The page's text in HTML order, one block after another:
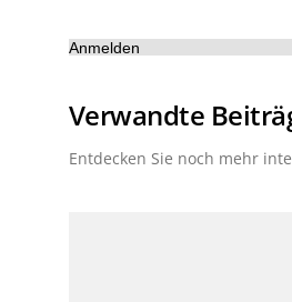
Anmelden
Verwandte
Entdecken Sie noch mehr